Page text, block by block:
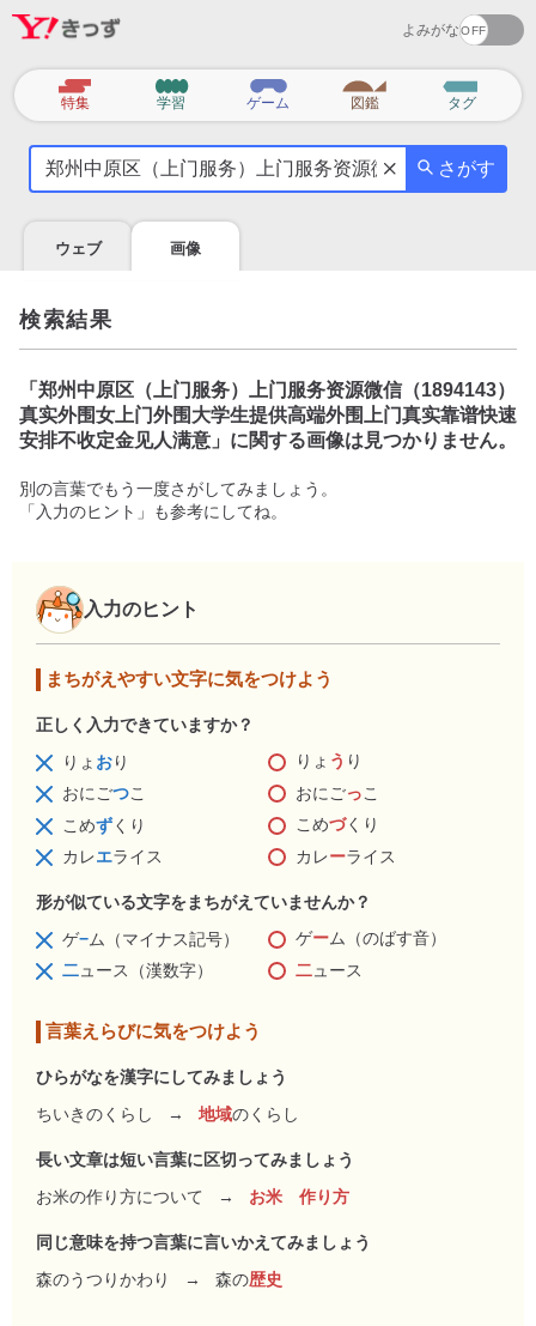
よみがな
カ
テ
特集 学習 ゲーム 図鑑 タグ
気
に
を
調
べ
よ
う
さがす
ウェブ 画像
検索結果
「 郑州中原区（上门服务）上门服务资源微信（1894143）
真实外围女上门外围大学生提供高端外围上门真实靠谱快速
安排不收定金见人满意 」に関する画像は見つかりません。
別の言葉でもう一度さがしてみましょう。
「入力のヒント」も参考にしてね。
入力のヒント
まちがえやすい文字に気をつけよう
正しく入力できていますか？
りょ おり りょ う り
おにごつこ おにごっこ
こめずくり こめづくり
カレエライス カレーライス
形が似ている文字をまちがえていませんか？
ゲ−ム（マイナス記号） ゲーム（のばす音）
二ュース（漢数字） 二ュース
言葉えらびに気をつけよう
ひらがなを漢字にしてみましょう
ちいきのくらし
→ 地域のくらし
長い文章は短い言葉に区切ってみましょう
お米の作り方について
→ お米 作り方
同じ意味を持つ言葉に言いかえてみましょう
森のうつりかわり
→ 森の歴史